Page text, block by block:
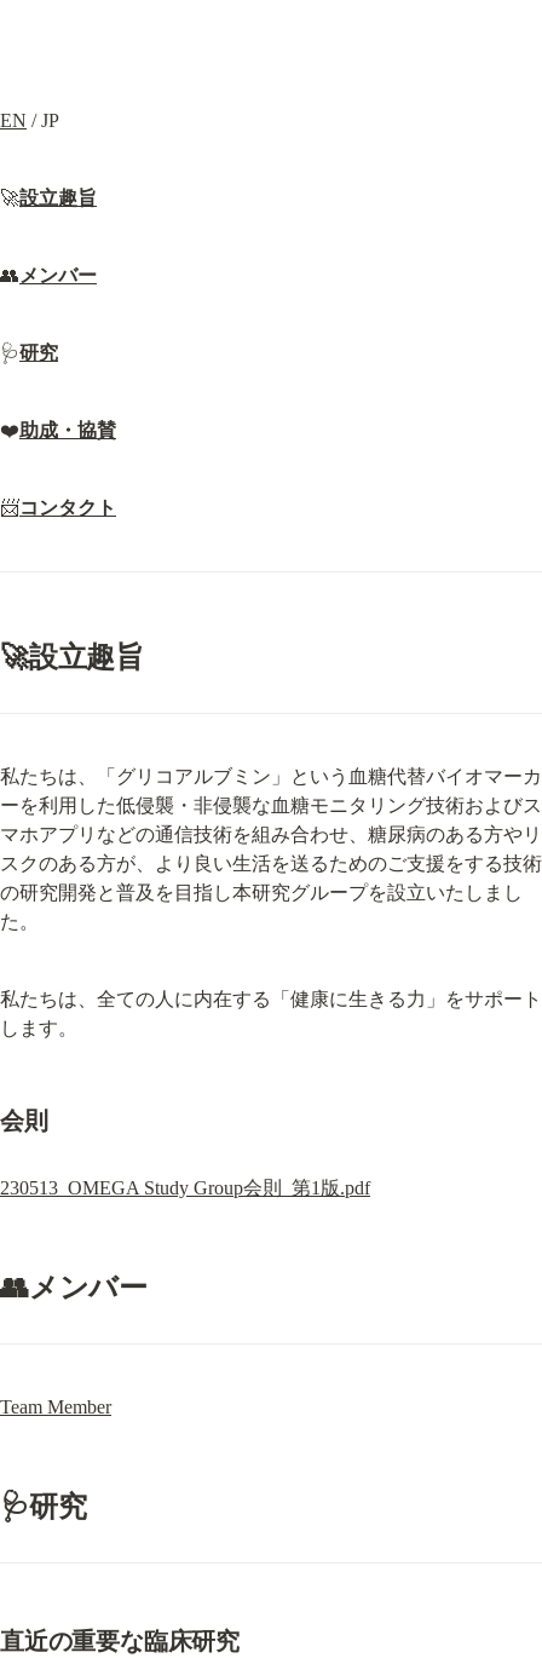
EN / JP
🚀設立趣旨
👥 メンバー
🩺研究
❤️助成・協賛
📨コンタクト
🚀設立趣旨
私たちは、「グリコアルブミン」という血糖代替バイオマーカ
ーを利用した低侵襲・非侵襲な血糖モニタリング技術およびス
マホアプリなどの通信技術を組み合わせ、糖尿病のある方やリ
スクのある方が、より良い生活を送るためのご支援をする技術
の研究開発と普及を目指し本研究グループを設立いたしまし
た。
私たちは、全ての人に内在する「健康に生きる力」をサポート
します。
会則
230513_OMEGA Study Group会則_第1版.pdf
👥メンバー
Team Member
🩺研究
直近の重要な臨床研究